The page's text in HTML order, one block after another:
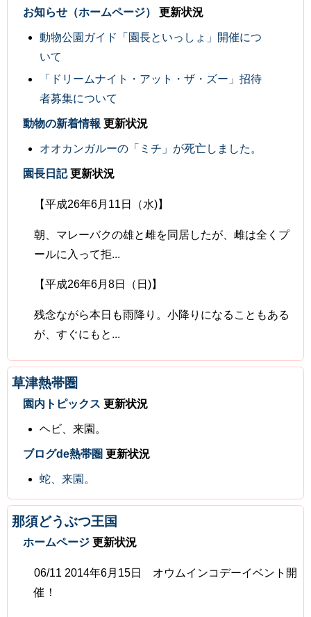
お知らせ（ホームページ） 更新状況
動物公園ガイド「園長といっしょ」開催につ
いて
「ドリームナイト・アット・ザ・ズー」招待
者募集について
動物の新着情報 更新状況
オオカンガルーの「ミチ」が死亡しました。
園長日記更新状況
【平成26年6月11日（水)】
朝、マレーバクの雄と雌を同居したが、雌は全くプ
ールに入って拒...
【平成26年6月8日（日)】
残念ながら本日も雨降り。小降りになることもある
が、すぐにもと...
草津熱帯圏
園内トピックス 更新状況
ヘビ、来園。
ブログde熱帯圏 更新状況
蛇、来園。
那須どうぶつ王国
ホームページ 更新状況
06/11 2014年6月15日 オウムインコデーイベント開
催！